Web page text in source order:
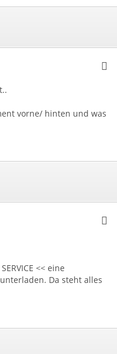
vorne/ hinten und was
<< eine
Da steht alles